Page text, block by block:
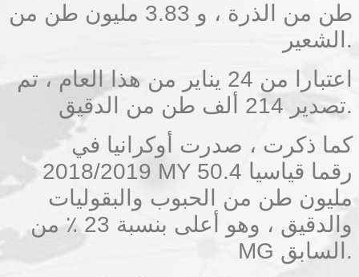
طن من الذرة ، و 3.83 مليون طن من
الشعير.
اعتبارا من 24 يناير من هذا العام ، تم
تصدير 214 ألف طن من الدقيق.
كما ذكرت ، صدرت أوكرانيا في
2018/2019 MY رقما قياسيا 50.4
مليون طن من الحبوب والبقوليات
والدقيق ، وهو أعلى بنسبة 23 ٪ من
MG السابق.